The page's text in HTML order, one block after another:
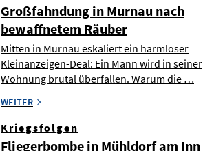
Großfahndung in Murnau nach
bewaffnetem Räuber
Mitten in Murnau eskaliert ein harmloser
Kleinanzeigen-Deal: Ein Mann wird in seiner
Wohnung brutal überfallen. Warum die …
WEITER
Kriegsfolgen
Fliegerbombe in Mühldorf am Inn